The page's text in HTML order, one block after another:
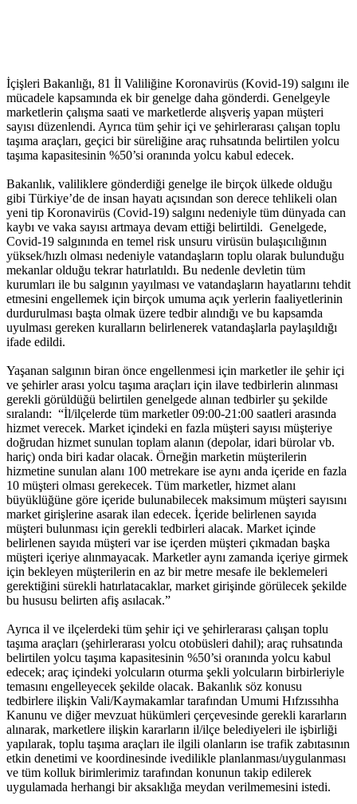
İçişleri Bakanlığı, 81 İl Valiliğine Koronavirüs (Kovid-19) salgını ile
mücadele kapsamında ek bir genelge daha gönderdi. Genelgeyle
marketlerin çalışma saati ve marketlerde alışveriş yapan müşteri
sayısı düzenlendi. Ayrıca tüm şehir içi ve şehirlerarası çalışan toplu
taşıma araçları, geçici bir süreliğine araç ruhsatında belirtilen yolcu
taşıma kapasitesinin %50’si oranında yolcu kabul edecek.
Bakanlık, valiliklere gönderdiği genelge ile birçok ülkede olduğu
gibi Türkiye’de de insan hayatı açısından son derece tehlikeli olan
yeni tip Koronavirüs (Covid-19) salgını nedeniyle tüm dünyada can
kaybı ve vaka sayısı artmaya devam ettiği belirtildi. Genelgede,
Covid-19 salgınında en temel risk unsuru virüsün bulaşıcılığının
yüksek/hızlı olması nedeniyle vatandaşların toplu olarak bulunduğu
mekanlar olduğu tekrar hatırlatıldı. Bu nedenle devletin tüm
kurumları ile bu salgının yayılması ve vatandaşların hayatlarını tehdit
etmesini engellemek için birçok umuma açık yerlerin faaliyetlerinin
durdurulması başta olmak üzere tedbir alındığı ve bu kapsamda
uyulması gereken kuralların belirlenerek vatandaşlarla paylaşıldığı
ifade edildi.
Yaşanan salgının biran önce engellenmesi için marketler ile şehir içi
ve şehirler arası yolcu taşıma araçları için ilave tedbirlerin alınması
gerekli görüldüğü belirtilen genelgede alınan tedbirler şu şekilde
sıralandı: “İl/ilçelerde tüm marketler 09:00-21:00 saatleri arasında
hizmet verecek. Market içindeki en fazla müşteri sayısı müşteriye
doğrudan hizmet sunulan toplam alanın (depolar, idari bürolar vb.
hariç) onda biri kadar olacak. Örneğin marketin müşterilerin
hizmetine sunulan alanı 100 metrekare ise aynı anda içeride en fazla
10 müşteri olması gerekecek. Tüm marketler, hizmet alanı
büyüklüğüne göre içeride bulunabilecek maksimum müşteri sayısını
market girişlerine asarak ilan edecek. İçeride belirlenen sayıda
müşteri bulunması için gerekli tedbirleri alacak. Market içinde
belirlenen sayıda müşteri var ise içerden müşteri çıkmadan başka
müşteri içeriye alınmayacak. Marketler aynı zamanda içeriye girmek
için bekleyen müşterilerin en az bir metre mesafe ile beklemeleri
gerektiğini sürekli hatırlatacaklar, market girişinde görülecek şekilde
bu hususu belirten afiş asılacak.”
Ayrıca il ve ilçelerdeki tüm şehir içi ve şehirlerarası çalışan toplu
taşıma araçları (şehirlerarası yolcu otobüsleri dahil); araç ruhsatında
belirtilen yolcu taşıma kapasitesinin %50’si oranında yolcu kabul
edecek; araç içindeki yolcuların oturma şekli yolcuların birbirleriyle
temasını engelleyecek şekilde olacak. Bakanlık söz konusu
tedbirlere ilişkin Vali/Kaymakamlar tarafından Umumi Hıfzıssıhha
Kanunu ve diğer mevzuat hükümleri çerçevesinde gerekli kararların
alınarak, marketlere ilişkin kararların il/ilçe belediyeleri ile işbirliği
yapılarak, toplu taşıma araçları ile ilgili olanların ise trafik zabıtasının
etkin denetimi ve koordinesinde ivedilikle planlanması/uygulanması
ve tüm kolluk birimlerimiz tarafından konunun takip edilerek
uygulamada herhangi bir aksaklığa meydan verilmemesini istedi.